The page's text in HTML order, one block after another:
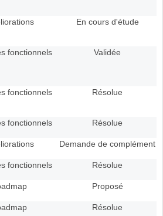
En cours d'étude
fonctionnels Validée
fonctionnels Résolue
fonctionnels Résolue
Demande de complément
fonctionnels Résolue
Proposé
Résolue